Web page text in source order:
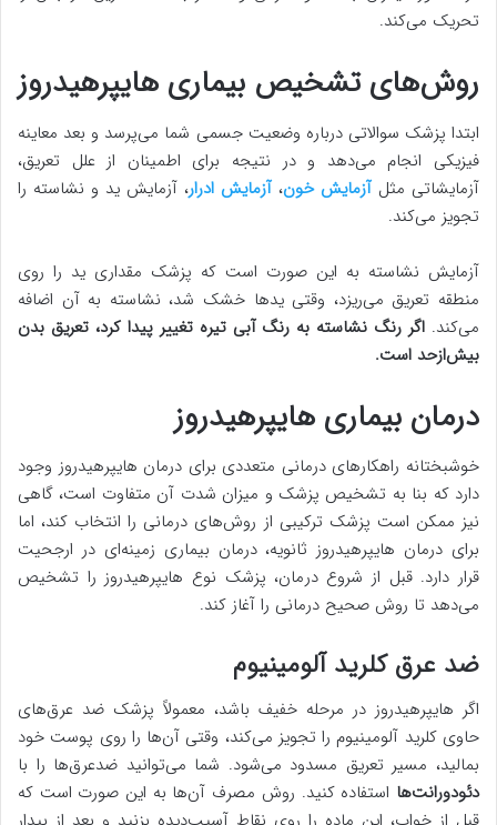
تحریک می‌کند.
روش‌های تشخیص بیماری هایپرهیدروز
ابتدا پزشک سوالاتی درباره وضعیت جسمی شما می‌پرسد و بعد معاینه
فیزیکی انجام می‌دهد و در نتیجه برای اطمینان از علل تعریق،
آزمایشاتی مثلآزمایش خون،آزمایش ادرار، آزمایش ید و نشاسته را
تجویز می‌کند.
آزمایش نشاسته به این صورت است که پزشک مقداری ید را روی
منطقه تعریق می‌ریزد، وقتی یدها خشک شد، نشاسته به آن اضافه
می‌کند. اگر رنگ نشاسته به رنگ آبی تیره تغییر پیدا کرد، تعریق بدن
بیش‌ازحد است.
درمان بیماری هایپرهیدروز
خوشبختانه راهکارهای درمانی متعددی برای درمان هایپرهیدروز وجود
دارد که بنا به تشخیص پزشک و میزان شدت آن متفاوت است، گاهی
نیز ممکن است پزشک ترکیبی از روش‌های درمانی را انتخاب کند، اما
برای درمان هایپرهیدروز ثانویه، درمان بیماری زمینه‌ای در ارجحیت
قرار دارد. قبل از شروع درمان، پزشک نوع هایپرهیدروز را تشخیص
می‌دهد تا روش صحیح درمانی را آغاز کند.
ضد عرق کلرید آلومینیوم
اگر هایپرهیدروز در مرحله خفیف باشد، معمولاً پزشک ضد عرق‌های
حاوی کلرید آلومینیوم را تجویز می‌کند، وقتی آن‌ها را روی پوست خود
بمالید، مسیر تعریق مسدود می‌شود. شما می‌توانید ضدعرق‌ها را با
دئودورانت‌ها استفاده کنید. روش مصرف آن‌ها به این صورت است که